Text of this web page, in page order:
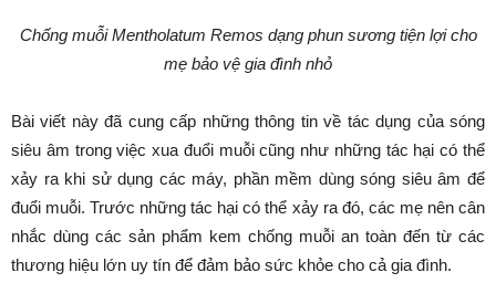
Chống muỗi Mentholatum Remos dạng phun sương tiện lợi cho
mẹ bảo vệ gia đình nhỏ
Bài viết này đã cung cấp những thông tin về tác dụng của sóng
siêu âm trong việc xua đuổi muỗi cũng như những tác hại có thể
xảy ra khi sử dụng các máy, phần mềm dùng sóng siêu âm để
đuổi muỗi. Trước những tác hại có thể xảy ra đó, các mẹ nên cân
nhắc dùng các sản phẩm kem chống muỗi an toàn đến từ các
thương hiệu lớn uy tín để đảm bảo sức khỏe cho cả gia đình.